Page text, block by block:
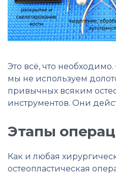
Это всё, что
мы не используем
привычных всяким
инструментов. Они
Этапы
Как и любая
остеопластическая